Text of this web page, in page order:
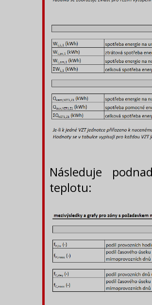
Následuje
teplotu: